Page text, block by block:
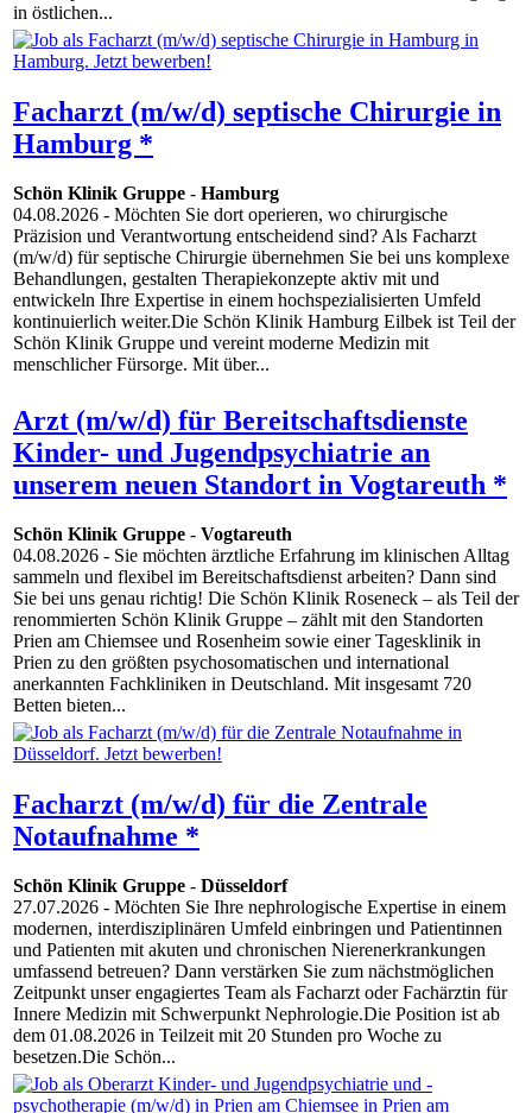
in östlichen...
Facharzt (m/w/d) septische Chirurgie in
Hamburg *
Schön Klinik Gruppe - Hamburg
04.08.2026 - Möchten Sie dort operieren, wo chirurgische
Präzision und Verantwortung entscheidend sind? Als Facharzt
(m/w/d) für septische Chirurgie übernehmen Sie bei uns komplexe
Behandlungen, gestalten Therapiekonzepte aktiv mit und
entwickeln Ihre Expertise in einem hochspezialisierten Umfeld
kontinuierlich weiter.Die Schön Klinik Hamburg Eilbek ist Teil der
Schön Klinik Gruppe und vereint moderne Medizin mit
menschlicher Fürsorge. Mit über...
Arzt (m/w/d) für Bereitschaftsdienste
Kinder- und Jugendpsychiatrie an
unserem neuen Standort in Vogtareuth *
Schön Klinik Gruppe - Vogtareuth
04.08.2026 - Sie möchten ärztliche Erfahrung im klinischen Alltag
sammeln und flexibel im Bereitschaftsdienst arbeiten? Dann sind
Sie bei uns genau richtig! Die Schön Klinik Roseneck – als Teil der
renommierten Schön Klinik Gruppe – zählt mit den Standorten
Prien am Chiemsee und Rosenheim sowie einer Tagesklinik in
Prien zu den größten psychosomatischen und international
anerkannten Fachkliniken in Deutschland. Mit insgesamt 720
Betten bieten...
Facharzt (m/w/d) für die Zentrale
Notaufnahme *
Schön Klinik Gruppe - Düsseldorf
27.07.2026 - Möchten Sie Ihre nephrologische Expertise in einem
modernen, interdisziplinären Umfeld einbringen und Patientinnen
und Patienten mit akuten und chronischen Nierenerkrankungen
umfassend betreuen? Dann verstärken Sie zum nächstmöglichen
Zeitpunkt unser engagiertes Team als Facharzt oder Fachärztin für
Innere Medizin mit Schwerpunkt Nephrologie.Die Position ist ab
dem 01.08.2026 in Teilzeit mit 20 Stunden pro Woche zu
besetzen.Die Schön...